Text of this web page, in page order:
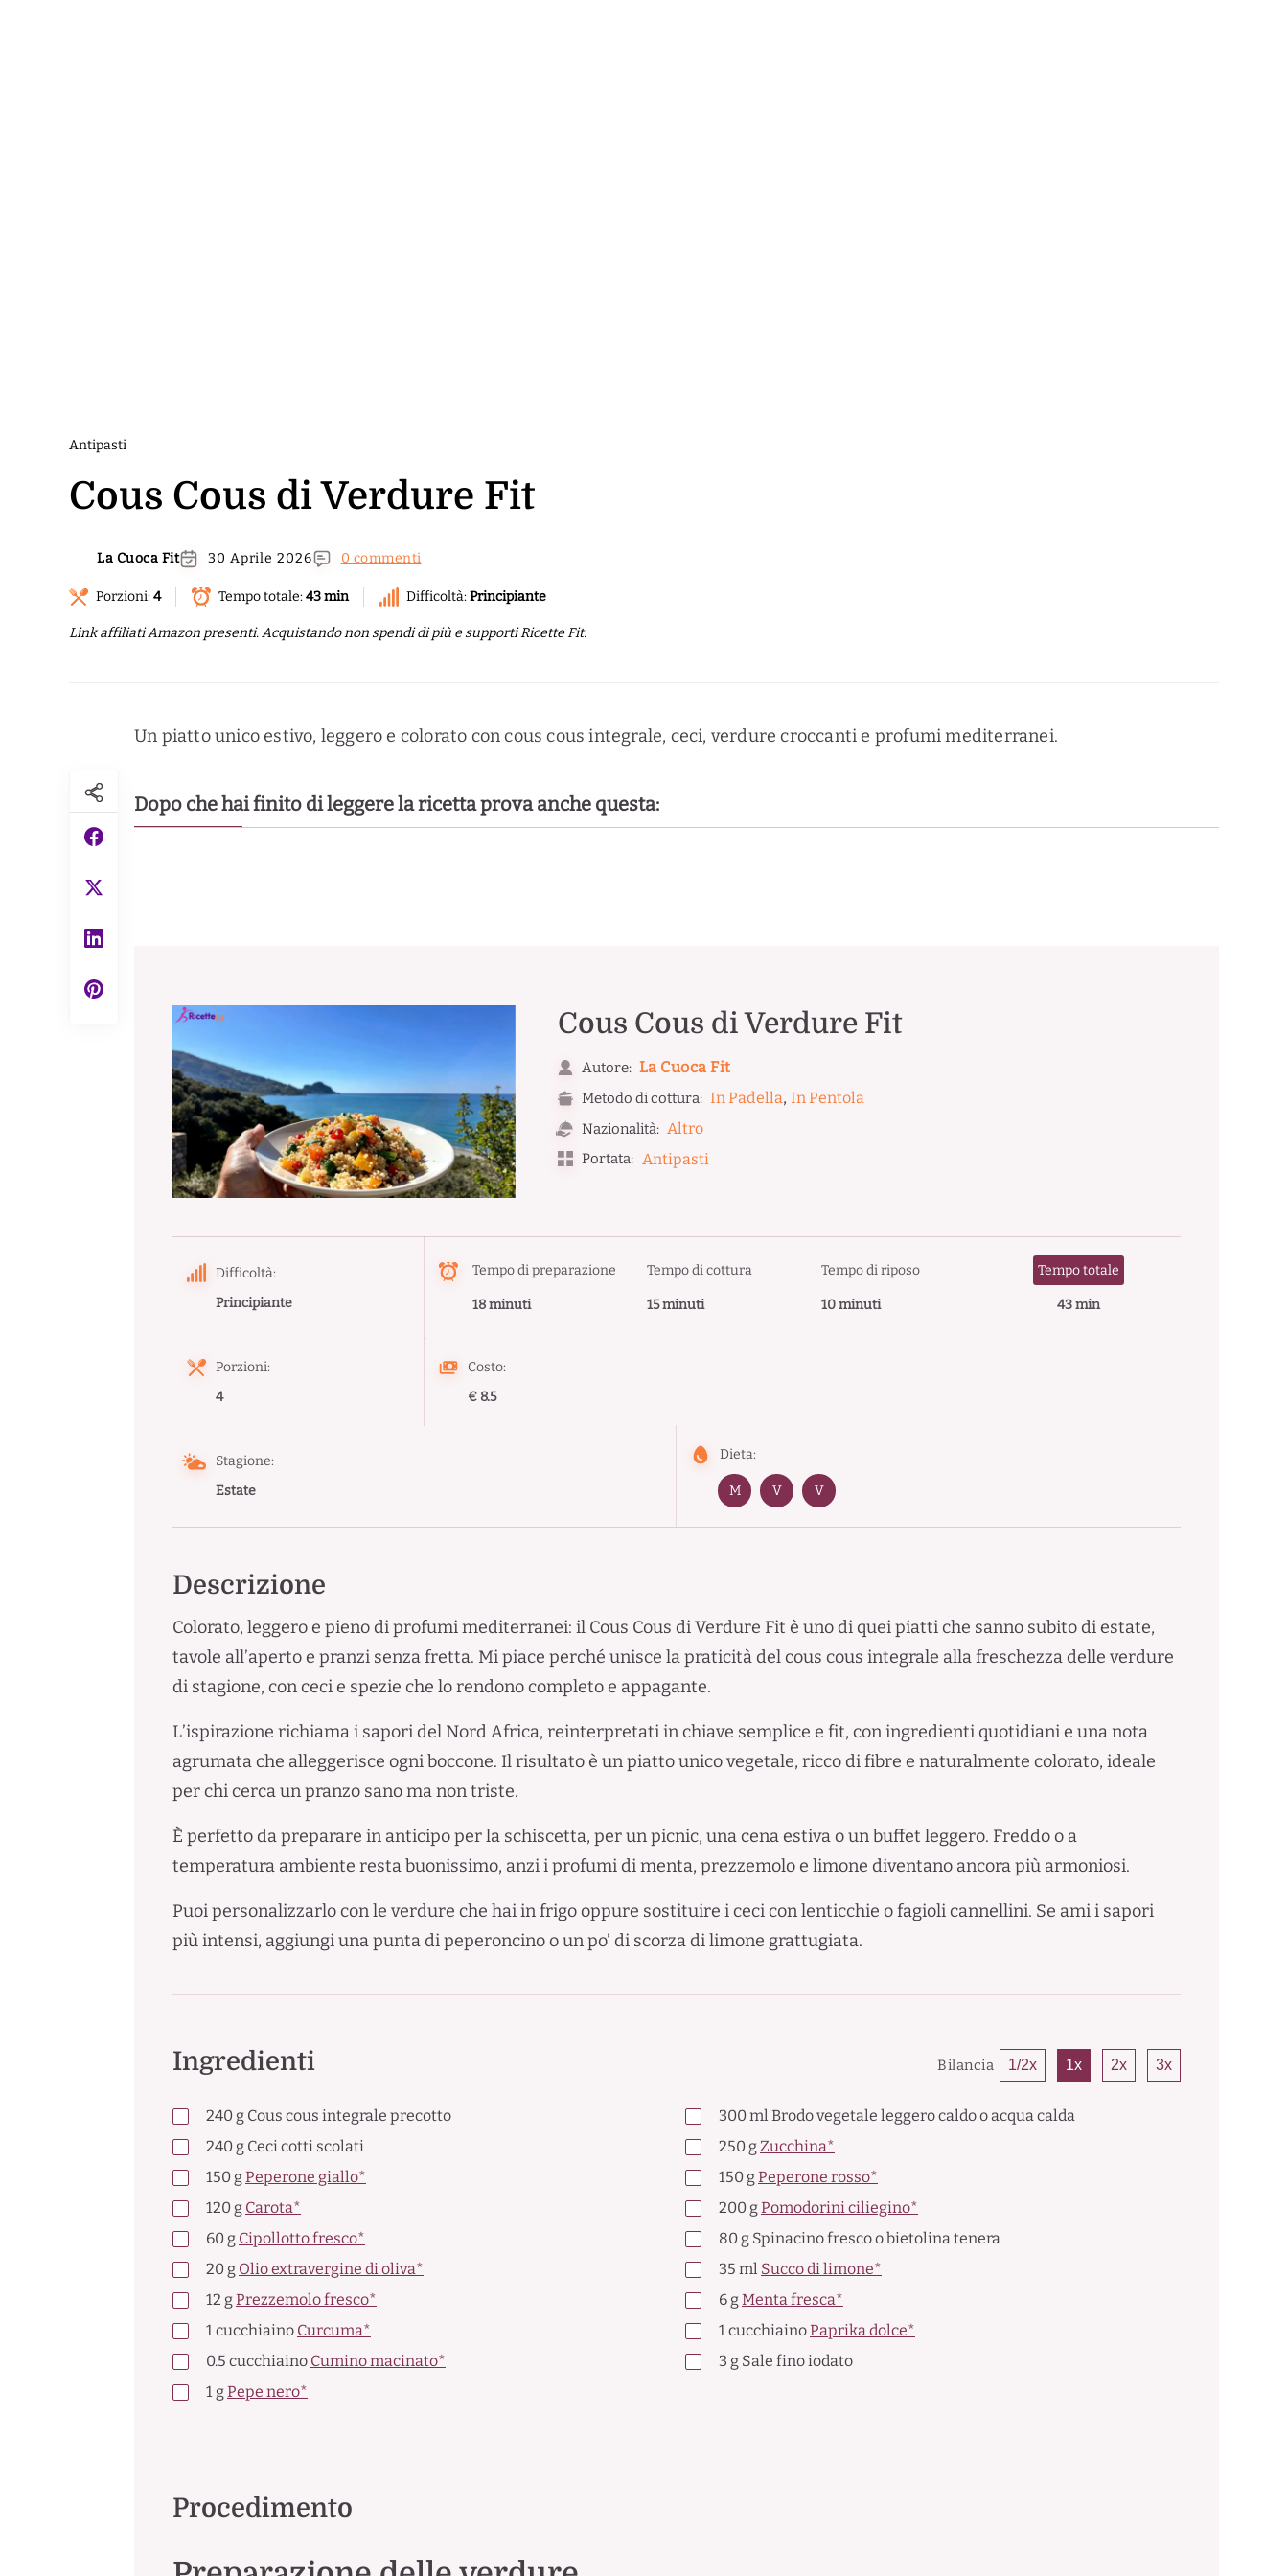
Antipasti
Cous Cous di Verdure Fit
La Cuoca Fit 30 Aprile 2026 0 commenti
Porzioni:4 Tempo totale:43 min Difficoltà:Principiante
Link affiliati Amazon presenti. Acquistando non spendi di più e supporti Ricette Fit.
Un piatto unico estivo, leggero e colorato con cous cous integrale, ceci, verdure croccanti e profumi mediterranei.
Dopo che hai finito di leggere la ricetta prova anche questa:
Cous Cous di Verdure Fit
Autore: La Cuoca Fit
Metodo di cottura: In Padella, In Pentola
Nazionalità: Altro
Portata: Antipasti
Difficoltà:
Principiante
Tempo di preparazione
18 minuti
Tempo di cottura
15 minuti
Tempo di riposo
10 minuti
Tempo totale
43 min
Porzioni:
4
Costo:
€ 8.5
Stagione:
Estate
Dieta:
M V V
Descrizione
Colorato, leggero e pieno di profumi mediterranei: il Cous Cous di Verdure Fit è uno di quei piatti che sanno subito di estate,
tavole all’aperto e pranzi senza fretta. Mi piace perché unisce la praticità del cous cous integrale alla freschezza delle verdure
di stagione, con ceci e spezie che lo rendono completo e appagante.
L’ispirazione richiama i sapori del Nord Africa, reinterpretati in chiave semplice e fit, con ingredienti quotidiani e una nota
agrumata che alleggerisce ogni boccone. Il risultato è un piatto unico vegetale, ricco di fibre e naturalmente colorato, ideale
per chi cerca un pranzo sano ma non triste.
È perfetto da preparare in anticipo per la schiscetta, per un picnic, una cena estiva o un buffet leggero. Freddo o a
temperatura ambiente resta buonissimo, anzi i profumi di menta, prezzemolo e limone diventano ancora più armoniosi.
Puoi personalizzarlo con le verdure che hai in frigo oppure sostituire i ceci con lenticchie o fagioli cannellini. Se ami i sapori
più intensi, aggiungi una punta di peperoncino o un po’ di scorza di limone grattugiata.
Ingredienti Bilancia 1/2x 1x 2x 3x
240 gCous cous integrale precotto 300mlBrodo vegetale leggero caldo o acqua calda
240 gCeci cotti scolati 250 gZucchina*
150 gPeperone giallo* 150 gPeperone rosso*
120 g Carota* 200 gPomodorini ciliegino*
60 g Cipollotto fresco* 80 g Spinacino fresco o bietolina tenera
20 g Olio extravergine di oliva* 35 ml Succo di limone*
12 gPrezzemolo fresco* 6 gMenta fresca*
1cucchiaino Curcuma* 1cucchiainoPaprika dolce*
0.5 cucchiaino Cumino macinato* 3 g Sale fino iodato
1 gPepe nero*
Procedimento